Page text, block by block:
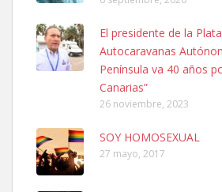
Ninfa perdida
El día 5 se los perdió una ninfa papillera,
calle, se perdió por la zon...
Leales.org » Gran Canaria
6.7.2025
El presidente de la
Autocaravanas
Península va 40 años
Canarias”
26 noviembre, 2023
SOY HOMOSEXUAL
27 mayo, 2017